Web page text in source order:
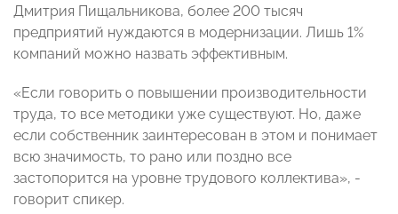
Дмитрия Пищальникова, более 200 тысяч
предприятий нуждаются в модернизации. Лишь 1%
компаний можно назвать эффективным.
«Если говорить о повышении производительности
труда, то все методики уже существуют. Но, даже
если собственник заинтересован в этом и понимает
всю значимость, то рано или поздно все
застопорится на уровне трудового коллектива», -
говорит спикер.